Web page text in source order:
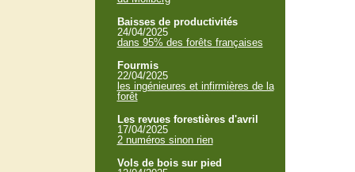
Baisses de productivités
24/04/2025
dans 95% des forêts françaises
Fourmis
22/04/2025
les ingénieures et infirmières de la
forêt
Les revues forestières d'avril
17/04/2025
2 numéros sinon rien
Vols de bois sur pied